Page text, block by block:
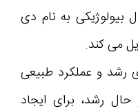
بیولوژیکی به نام دی
رشد و عملکرد طبیعی
رشد، برای ایجاد